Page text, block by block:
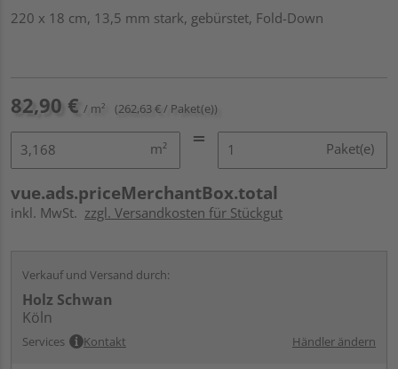
220 x 18 cm, 13,5 mm stark, gebürstet, Fold-Down
82,90 € / m² (262,63 € / Paket(e))
m² Paket(e)
vue.ads.priceMerchantBox.total
inkl. MwSt. zzgl. Versandkosten für Stückgut
Verkauf und Versand durch:
Holz Schwan
Köln
Services Kontakt Händler ändern